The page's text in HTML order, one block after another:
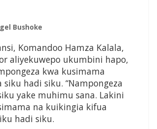
Bushoke
Komandoo Hamza Kalala,
aliyekuwepo ukumbini hapo,
kwa kusimama
hadi siku. “Nampongeza
yake muhimu sana. Lakini
na kuikingia kifua
hadi siku.